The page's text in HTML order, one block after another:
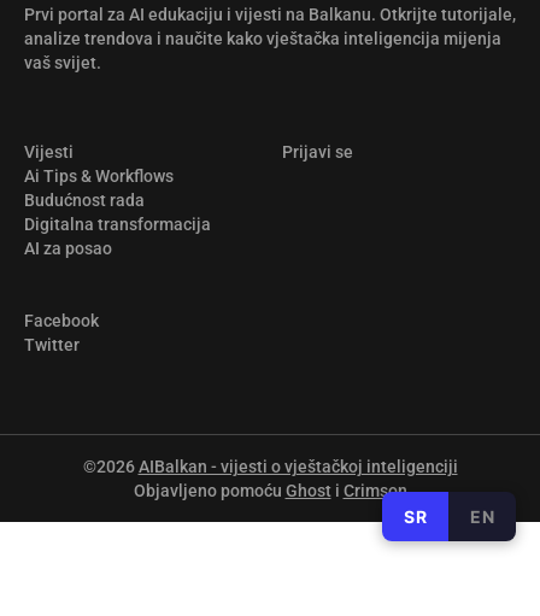
Prvi portal za AI edukaciju i vijesti na Balkanu. Otkrijte tutorijale,
analize trendova i naučite kako vještačka inteligencija mijenja
vaš svijet.
Vijesti
Ai Tips & Workflows
Budućnost rada
Digitalna transformacija
AI za posao
Prijavi se
Facebook
Twitter
©2026AIBalkan - vijesti o vještačkoj inteligenciji
Objavljeno pomoću Ghosti Crimson
SR EN